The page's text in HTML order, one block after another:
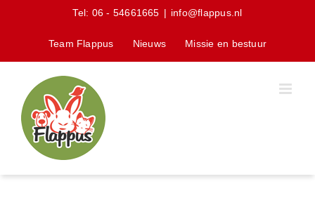
Tel: 06 - 54661665 | info@flappus.nl
Team Flappus Nieuws Missie en bestuur